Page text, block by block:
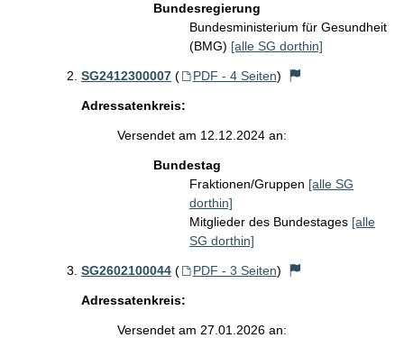
Bundesregierung
Bundesministerium für Gesundheit
(BMG) [alle SG dorthin]
SG2412300007 ( PDF - 4 Seiten)
Adressatenkreis:
Versendet am 12.12.2024 an:
Bundestag
Fraktionen/Gruppen [alle SG
dorthin]
Mitglieder des Bundestages [alle
SG dorthin]
SG2602100044 ( PDF - 3 Seiten)
Adressatenkreis:
Versendet am 27.01.2026 an: